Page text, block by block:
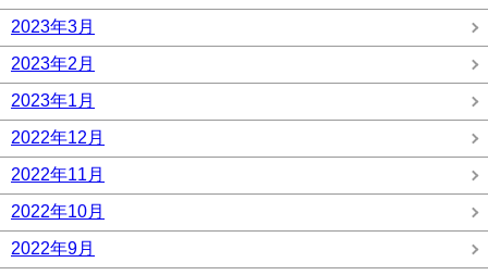
2023年3月
2023年2月
2023年1月
2022年12月
2022年11月
2022年10月
2022年9月